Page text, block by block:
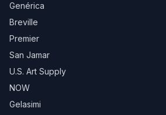
Genérica
Breville
Premier
San Jamar
U.S. Art Supply
NOW
Gelasimi